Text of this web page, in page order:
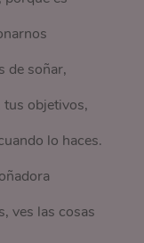
de soñar,
tus objetivos,
lo haces.
ves las cosas